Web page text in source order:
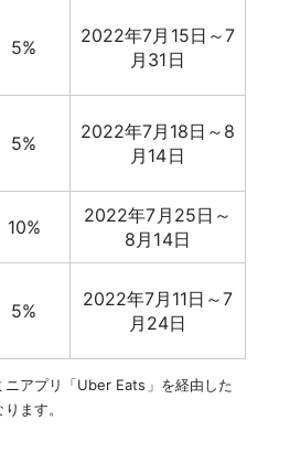
5%
2022年7月15日～7
月31日
5%
2022年7月18日～8
月14日
10%
2022年7月25日～
8月14日
5%
2022年7月11日～7
月24日
アプリ「Uber Eats」を経由した
ます。